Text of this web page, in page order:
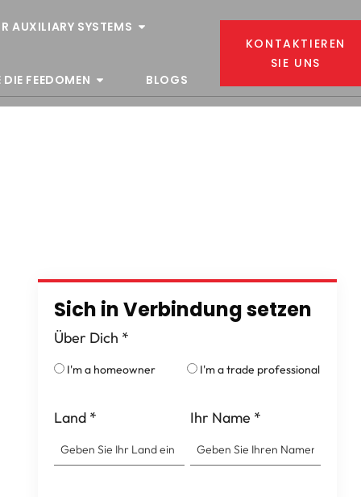
AUXILIARY SYSTEMS
FEEDOMEN BLOGS
KONTAKTIEREN
SIE UNS
Sich in Verbindung setzen
Über Dich *
I'm a homeowner I'm a trade professional
Land * Ihr Name *